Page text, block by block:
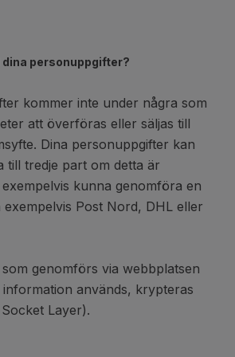
personuppgifter?
kommer inte under några som
att överföras eller säljas till
Dina personuppgifter kan
till tredje part om detta är
kunna genomföra en
exempelvis Post Nord, DHL eller
genomförs via webbplatsen
används, krypteras
Layer).